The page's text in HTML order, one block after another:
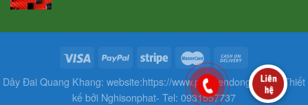
Dây Đai Quang Khang: website:https://www.phukiendonggoi.vn- Thiết
kế bởi Nghisonphat- Tel: 0931557737